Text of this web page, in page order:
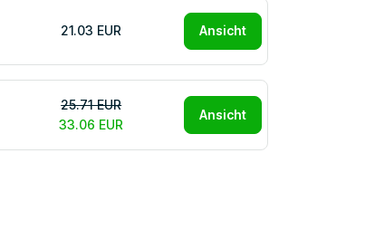
21.03 EUR Ansicht
25.71 EUR
33.06 EUR
Ansicht